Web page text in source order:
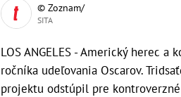
© Zoznam/
SITA
LOS ANGELES - Americký herec
ročníka udeľovania Oscarov.
projektu odstúpil pre